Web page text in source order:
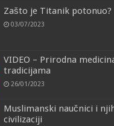
Zašto je Titanik potonuo?
03/07/2023
VIDEO – Prirodna
tradicijama
26/01/2023
Muslimanski naučnici i
civilizaciji